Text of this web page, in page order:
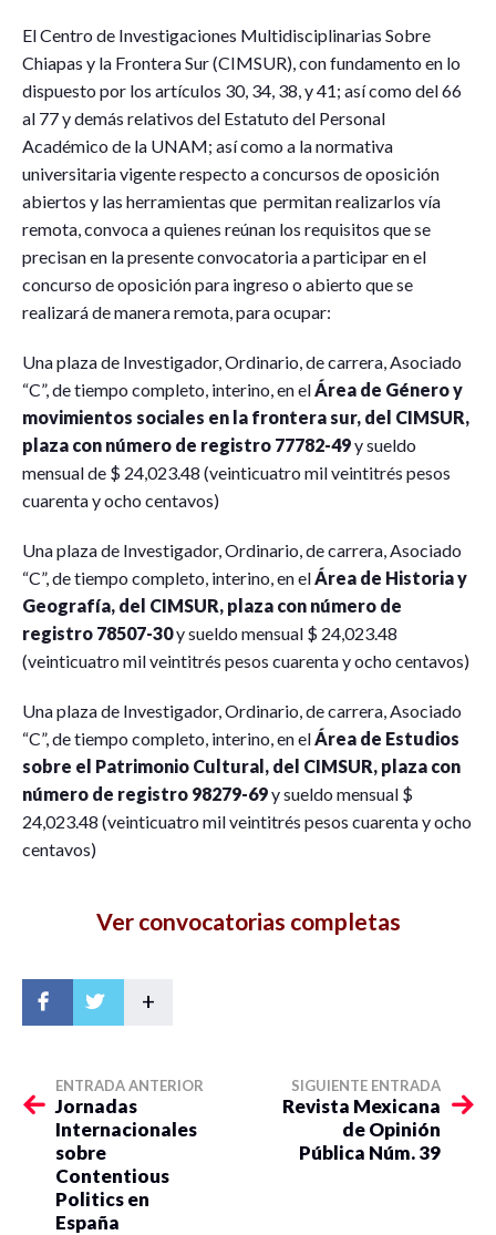
El Centro de Investigaciones Multidisciplinarias Sobre
Chiapas y la Frontera Sur (CIMSUR), con fundamento en lo
dispuesto por los artículos 30, 34, 38, y 41; así como del 66
al 77 y demás relativos del Estatuto del Personal
Académico de la UNAM; así como a la normativa
universitaria vigente respecto a concursos de oposición
abiertos y las herramientas que permitan realizarlos vía
remota, convoca a quienes reúnan los requisitos que se
precisan en la presente convocatoria a participar en el
concurso de oposición para ingreso o abierto que se
realizará de manera remota, para ocupar:
Una plaza de Investigador, Ordinario, de carrera, Asociado
“C”, de tiempo completo, interino, en elÁrea de Género y
movimientos sociales en la frontera sur, del CIMSUR,
plaza con número de registro 77782-49y sueldo
mensual de $ 24,023.48 (veinticuatro mil veintitrés pesos
cuarenta y ocho centavos)
Una plaza de Investigador, Ordinario, de carrera, Asociado
“C”, de tiempo completo, interino, en elÁrea de Historia y
Geografía, del CIMSUR, plaza con número de
registro 78507-30y sueldo mensual $ 24,023.48
(veinticuatro mil veintitrés pesos cuarenta y ocho centavos)
Una plaza de Investigador, Ordinario, de carrera, Asociado
“C”, de tiempo completo, interino, en elÁrea de Estudios
sobre el Patrimonio Cultural, del CIMSUR, plaza con
número de registro 98279-69y sueldo mensual $
24,023.48 (veinticuatro mil veintitrés pesos cuarenta y ocho
centavos)
Ver convocatorias completas
+
ENTRADA ANTERIOR
Jornadas
Internacionales
sobre
Contentious
Politics en
España
SIGUIENTE ENTRADA
Revista Mexicana
de Opinión
Pública Núm. 39